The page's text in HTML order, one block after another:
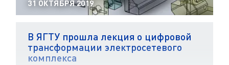
31 ОКТЯБРЯ 2019
В ЯГТУ прошла лекция о цифровой
трансформации электросетевого
комплекса